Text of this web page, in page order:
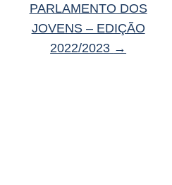
PARLAMENTO DOS
JOVENS – EDIÇÃO
2022/2023 →